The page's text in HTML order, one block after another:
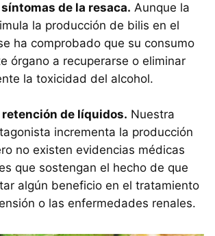
de la resaca. Aunque la
la producción de bilis en el
ha comprobado que su consumo
órgano a recuperarse o eliminar
la toxicidad del alcohol.
retención de líquidos. Nuestra
incrementa la producción
no existen evidencias médicas
que sostengan el hecho de que
algún beneficio en el tratamiento
o las enfermedades renales.